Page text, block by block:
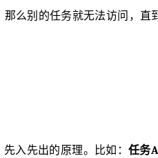
么别的任务就无法访问，直
先入先出的原理。比如：任务